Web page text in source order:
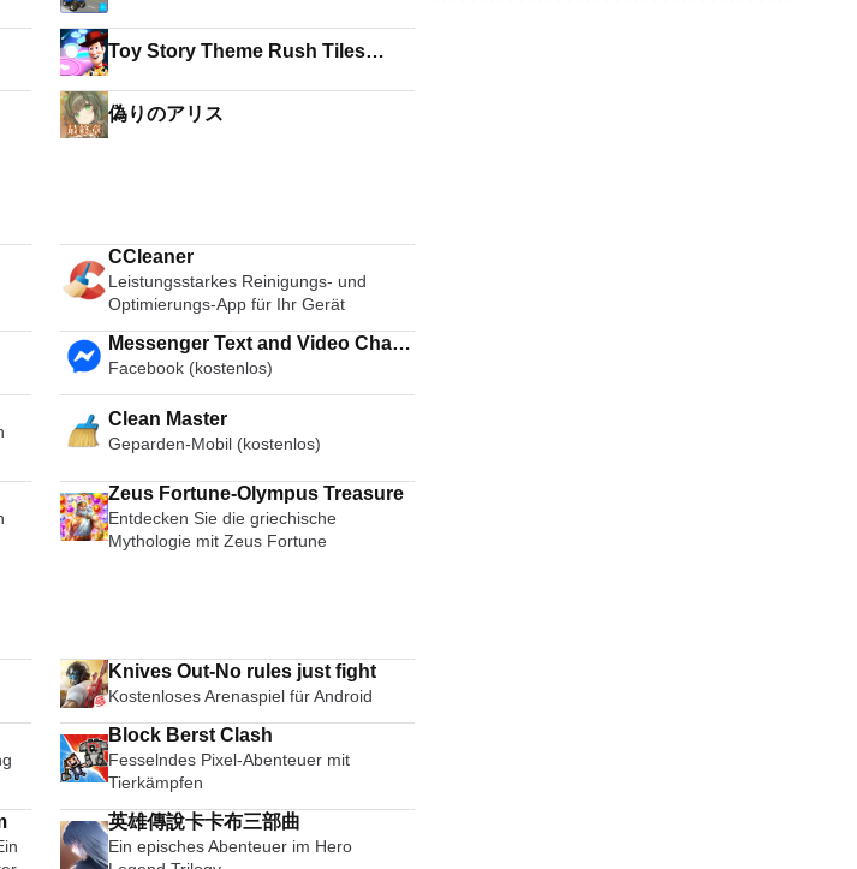
Toy Story Theme Rush Tiles
偽りのアリス
CCleaner
Leistungsstarkes Reinigungs- und
Optimierungs-App für Ihr Gerät
Messenger Text and Video Chat
for Free
Facebook (kostenlos)
Clean Master
Geparden-Mobil (kostenlos)
Zeus Fortune-Olympus Treasure
Entdecken Sie die griechische
Mythologie mit Zeus Fortune
Knives Out-No rules just fight
Kostenloses Arenaspiel für Android
Block Berst Clash
Fesselndes Pixel-Abenteuer mit
Tierkämpfen
英雄傳說卡卡布三部曲
Ein episches Abenteuer im Hero